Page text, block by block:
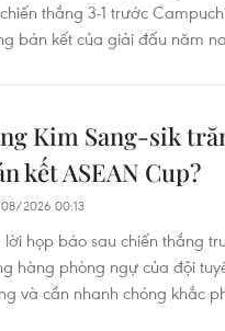
thắng 3-1 trước
bán kết của giải đấu năm
Kim Sang-sik
kết ASEAN Cup?
2026 00:13
lời họp báo sau chiến thắng
hàng phòng ngự của đội
và cần nhanh chóng khắc